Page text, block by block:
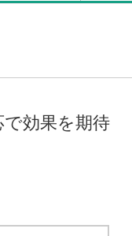
で効果を期待